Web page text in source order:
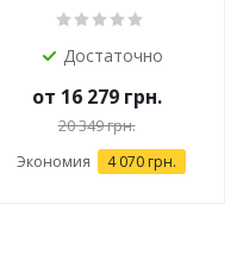
Достаточно
от 16 279 грн.
20 349 грн.
Экономия 4 070 грн.